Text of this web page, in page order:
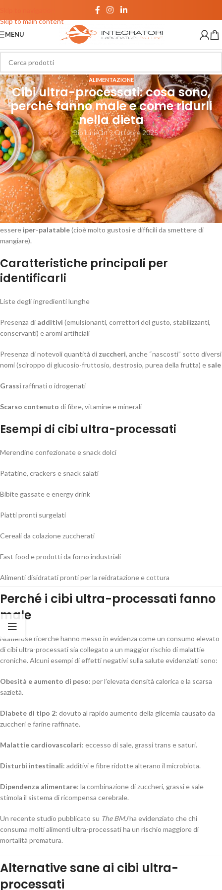
Skip to main content
MENU
ALIMENTAZIONE
Cibi ultra-processati: cosa sono,
perché fanno male e come ridurli
nella dieta
Bio LineOn 9 Ottobre 2025
Cosa si intende per cibi ultra-
processati
I cibi ultra-processati, secondo la classificazione NOVA dell’OMS,
sono prodotti alimentari industriali che subiscono numerose
trasformazioni e contengono ingredienti di origine non domestica. Non
si tratta di semplici alimenti confezionati, ma di prodotti creati per
essere iper-palatable(cioè molto gustosi e difficili da smettere di
mangiare).
Caratteristiche principali per
identificarli
Liste degli ingredienti lunghe
Presenza di additivi (emulsionanti, correttori del gusto, stabilizzanti,
conservanti) e aromi artificiali
Presenza di notevoli quantità di zuccheri, anche “nascosti” sotto diversi
nomi (sciroppo di glucosio-fruttosio, destrosio, purea della frutta) e sale
Grassi raffinati o idrogenati
Scarso contenuto di fibre, vitamine e minerali
Esempi di cibi ultra-processati
Merendine confezionate e snack dolci
Patatine, crackers e snack salati
Bibite gassate e energy drink
Piatti pronti surgelati
Cereali da colazione zuccherati
Fast food e prodotti da forno industriali
Alimenti disidratati pronti per la reidratazione e cottura
Perché i cibi ultra-processati fanno
male
Numerose ricerche hanno messo in evidenza come un consumo elevato
di cibi ultra-processati sia collegato a un maggior rischio di malattie
croniche. Alcuni esempi di effetti negativi sulla salute evidenziati sono:
Obesità e aumento di peso: per l’elevata densità calorica e la scarsa
sazietà.
Diabete di tipo 2: dovuto al rapido aumento della glicemia causato da
zuccheri e farine raffinate.
Malattie cardiovascolari: eccesso di sale, grassi trans e saturi.
Disturbi intestinali: additivi e fibre ridotte alterano il microbiota.
Dipendenza alimentare: la combinazione di zuccheri, grassi e sale
stimola il sistema di ricompensa cerebrale.
Un recente studio pubblicato su The BMJha evidenziato che chi
consuma molti alimenti ultra-processati ha un rischio maggiore di
mortalità prematura.
Alternative sane ai cibi ultra-
processati